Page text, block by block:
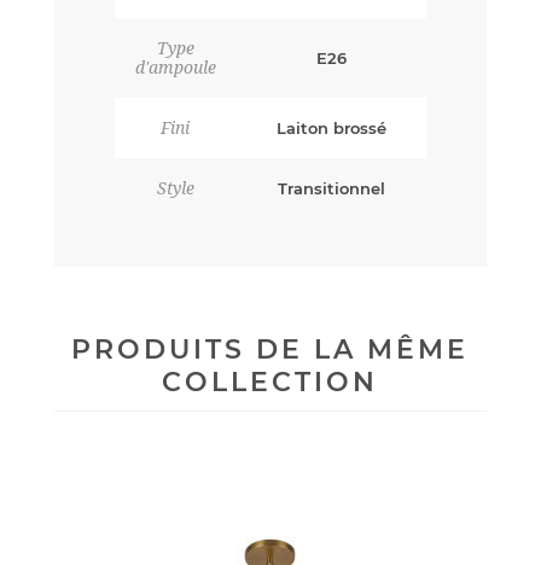
Type
d'ampoule
E26
Fini Laiton brossé
Style Transitionnel
PRODUITS DE LA MÊME
COLLECTION